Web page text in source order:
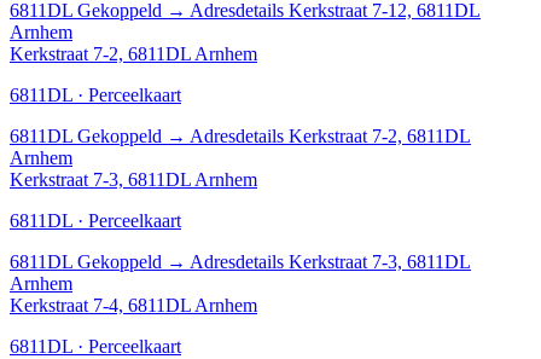
6811DL Gekoppeld → Adresdetails Kerkstraat 7-12, 6811DL
Arnhem
Kerkstraat 7-2, 6811DL Arnhem
6811DL · Perceelkaart
6811DL Gekoppeld → Adresdetails Kerkstraat 7-2, 6811DL
Arnhem
Kerkstraat 7-3, 6811DL Arnhem
6811DL · Perceelkaart
6811DL Gekoppeld → Adresdetails Kerkstraat 7-3, 6811DL
Arnhem
Kerkstraat 7-4, 6811DL Arnhem
6811DL · Perceelkaart